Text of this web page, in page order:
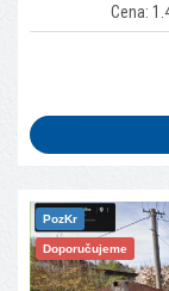
Cena:
PozKr
Doporučujeme